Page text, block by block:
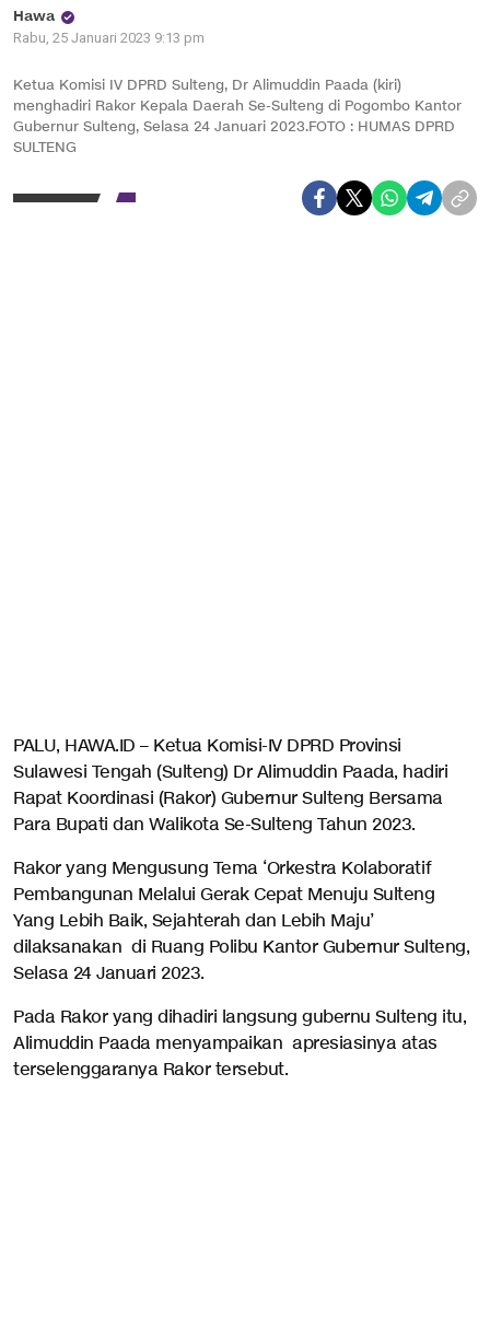
Hawa
Rabu, 25 Januari 2023 9:13 pm
Ketua Komisi IV DPRD Sulteng, Dr Alimuddin Paada (kiri)
menghadiri Rakor Kepala Daerah Se-Sulteng di Pogombo Kantor
Gubernur Sulteng, Selasa 24 Januari 2023.FOTO : HUMAS DPRD
SULTENG
PALU, HAWA.ID – Ketua Komisi-IV DPRD Provinsi
Sulawesi Tengah (Sulteng) Dr Alimuddin Paada, hadiri
Rapat Koordinasi (Rakor) Gubernur Sulteng Bersama
Para Bupati dan Walikota Se-Sulteng Tahun 2023.
Rakor yang Mengusung Tema ‘Orkestra Kolaboratif
Pembangunan Melalui Gerak Cepat Menuju Sulteng
Yang Lebih Baik, Sejahterah dan Lebih Maju’
dilaksanakan di Ruang Polibu Kantor Gubernur Sulteng,
Selasa 24 Januari 2023.
Pada Rakor yang dihadiri langsung gubernu Sulteng itu,
Alimuddin Paada menyampaikan apresiasinya atas
terselenggaranya Rakor tersebut.